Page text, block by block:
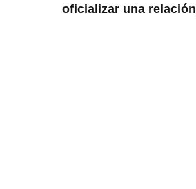
oficializar una relación